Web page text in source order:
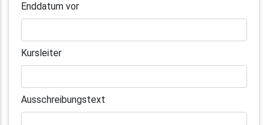
Enddatum vor
Kursleiter
Ausschreibungstext